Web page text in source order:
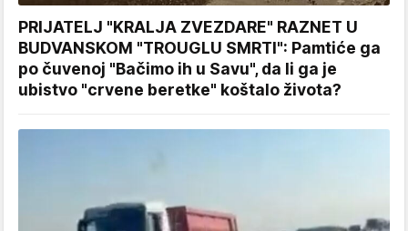
PRIJATELJ "KRALJA ZVEZDARE" RAZNET U
BUDVANSKOM "TROUGLU SMRTI": Pamtiće ga
po čuvenoj "Bačimo ih u Savu", da li ga je
ubistvo "crvene beretke" koštalo života?